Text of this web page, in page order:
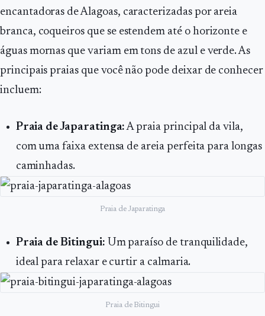
encantadoras de Alagoas, caracterizadas por areia
branca, coqueiros que se estendem até o horizonte e
águas mornas que variam em tons de azul e verde. As
principais praias que você não pode deixar de conhecer
incluem:
Praia de Japaratinga:A praia principal da vila,
com uma faixa extensa de areia perfeita para longas
caminhadas.
Praia de Japaratinga
Praia de Bitingui: Um paraíso de tranquilidade,
ideal para relaxar e curtir a calmaria.
Praia de Bitingui